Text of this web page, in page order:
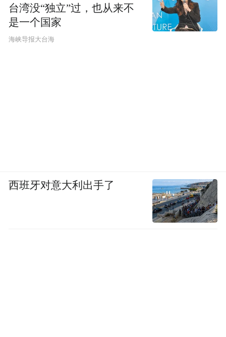
台湾没“独立”过，也从来不
是一个国家
​海峡导报大台海
西班牙对意大利出手了